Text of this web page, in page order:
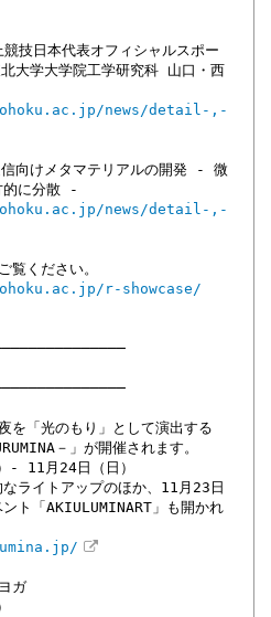
技日本代表オフィシャルスポー
大学大学院工学研究科 山口・西
news/detail-,-
信向けメタマテリアルの開発 - 微
的に分散 -
news/detail-,-
覧ください。
r-showcase/
を「光のもり」として演出する
－」が開催されます。
- 11月24日（日）
ライトアップのほか、11月23日
ント「AKIULUMINART」も開かれ
ガ